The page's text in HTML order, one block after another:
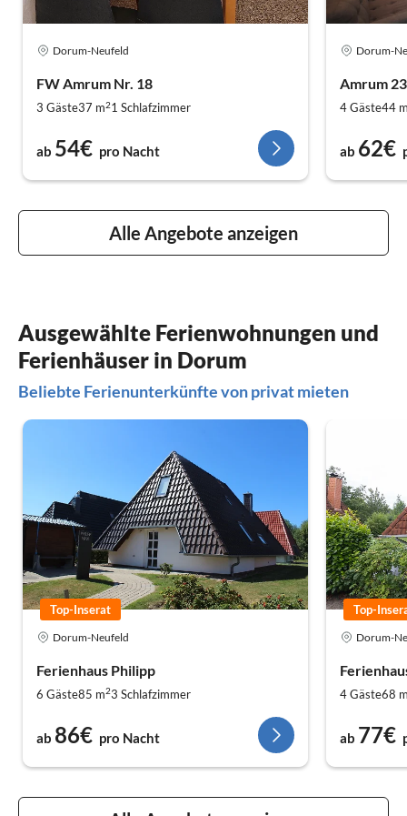
Dorum-Neufeld
FW Amrum Nr. 18
3 Gäste37 m21 Schlafzimmer
ab 54€ pro Nacht
Dorum-
Amrum 23
4 Gäste44
ab 62€
Alle Angebote anzeigen
Ausgewählte Ferienwohnungen und
Ferienhäuser in Dorum
Beliebte Ferienunterkünfte von privat mieten
Dorum-Neufeld
Ferienhaus Philipp
6 Gäste85 m23 Schlafzimmer
ab 86€ pro Nacht
Top-Inserat
Dorum-
4 Gäste68
ab 77€
Top-